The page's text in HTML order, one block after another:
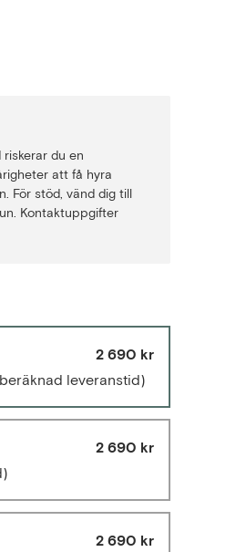
du en
att få hyra
För stöd, vänd dig till
Kontaktuppgifter
2 690 kr
leveranstid)
2 690 kr
2 690 kr